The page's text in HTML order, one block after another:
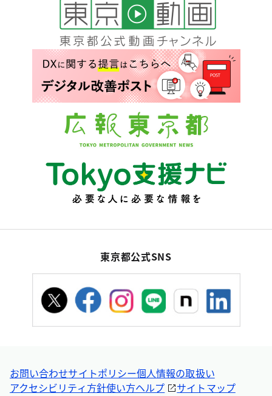
東京都公式SNS
お問い合わせサイトポリシー個人情報の取扱い
アクセシビリティ方針使い方ヘルプ サイトマップ